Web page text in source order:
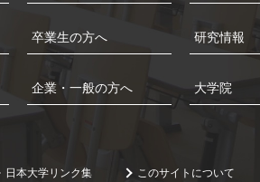
卒業生の方へ
企業・一般の方へ
研究情報
大学院
日本大学リンク集 このサイトについて